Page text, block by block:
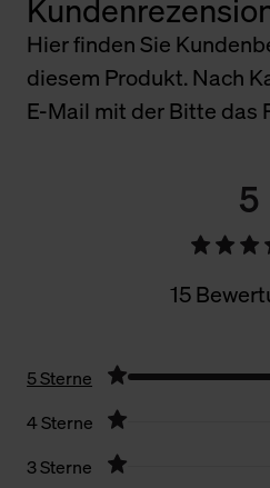
Hier finden Sie
diesem Produkt. Nach
E-Mail mit der Bitte das
5
15
5 Sterne
4 Sterne
3 Sterne